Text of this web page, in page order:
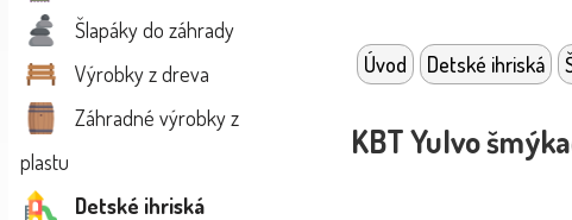
Šlapáky do záhrady
Výrobky z dreva
Záhradné výrobky z
plastu
Detské ihriská
Úvod Detské ihriská
KBT Yulvo